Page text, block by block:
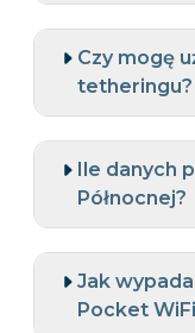
Czy mogę
tetheringu?
Ile danych
Północnej?
Jak
Pocket